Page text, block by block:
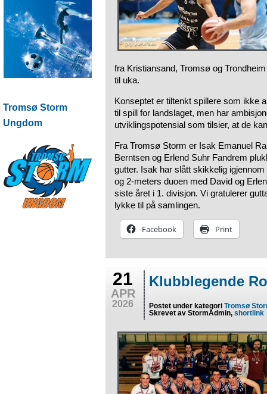
Tromsø Storm
Ungdom
fra Kristiansand, Tromsø og
til uka.
Konseptet er tiltenkt spillere som ikke
til spill for landslaget, men har
utviklingspotensial som tilsier, at de
Fra Tromsø Storm er Isak Emanuel
Berntsen og Erlend Suhr Fandrem
gutter. Isak har slått skikkelig
og 2-meters duoen med David og
siste året i 1. divisjon. Vi gratulerer
lykke til på samlingen.
Facebook Print
21
APR
2026
Klubblegende
Postet under kategoriTromsø
Skrevet av StormAdmin,shortlink